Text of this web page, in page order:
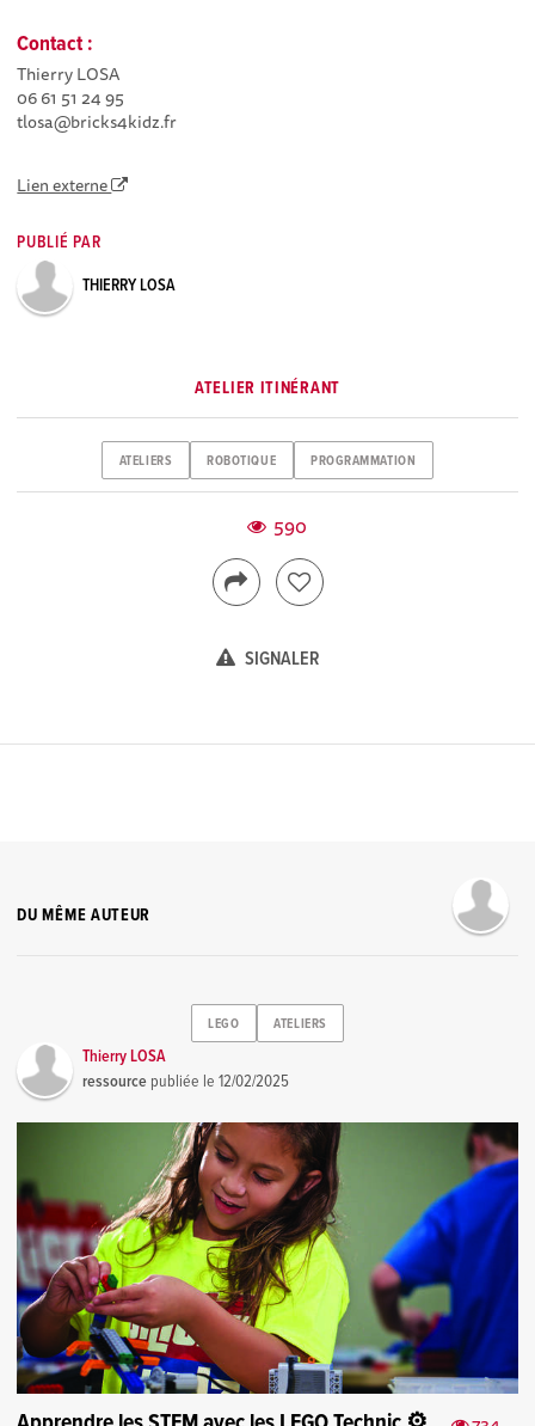
Contact :
Thierry LOSA
06 61 51 24 95
tlosa@bricks4kidz.fr
Lien externe
PUBLIÉ PAR
THIERRY LOSA
ATELIER ITINÉRANT
ATELIERS ROBOTIQUE PROGRAMMATION
590
SIGNALER
DU MÊME AUTEUR
LEGO ATELIERS
Thierry LOSA
ressource publiée le12/02/2025